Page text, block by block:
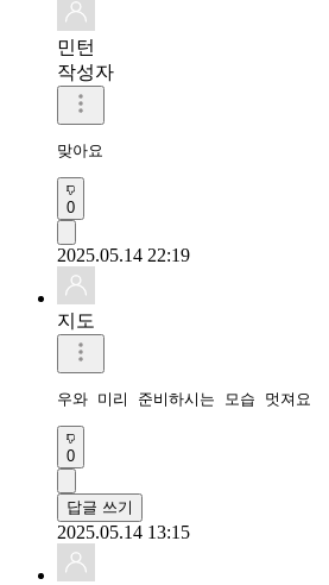
민턴
작성자
맞아요
0
2025.05.14 22:19
지도
우와 미리 준비하시는 모습 멋져요
0
답글 쓰기
2025.05.14 13:15